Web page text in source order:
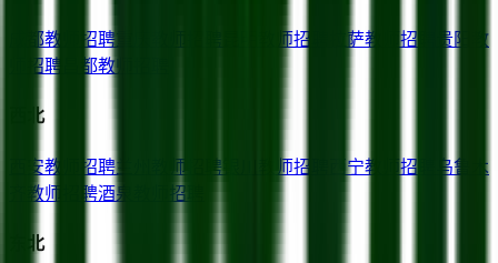
成都教师招聘 教师招聘 拉萨教师招聘 贵阳
教
师招聘
昌都教师招聘
西北
西安教师招聘兰州 教师招聘 教师招聘 西宁教师招聘
乌鲁木
教师招聘酒泉 教师招聘
东北